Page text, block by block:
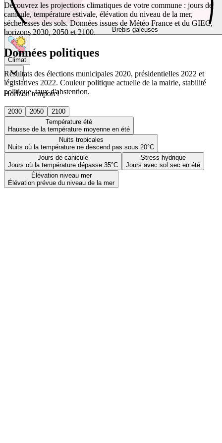
Brebis galeuses
Climat
Horizon temporel
2030 2050
2100
Température été
Hausse de la température moyenne en été
Nuits tropicales
Nuits où la température ne descend pas sous 20°C
Jours de canicule
Jours où la température dépasse 35°C
Stress hydrique
Jours avec sol sec en été
Élévation niveau mer
Élévation prévue du niveau de la mer
Découvrez les projections climatiques de votre commune : jours de
canicule, température estivale, élévation du niveau de la mer,
sécheresses des sols. Données issues de Météo France et du GIEC,
horizons 2030, 2050 et 2100.
Données politiques
Résultats des élections municipales 2020, présidentielles 2022 et
législatives 2022. Couleur politique actuelle de la mairie, stabilité
politique, taux d'abstention.